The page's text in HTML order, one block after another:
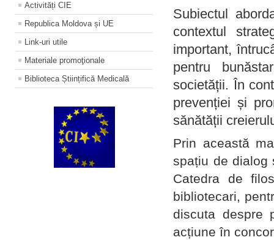
Activități CIE
Republica Moldova și UE
Link-uri utile
Materiale promoţionale
Biblioteca Științifică Medicală
Subiectul
contextul
important,
pentru
societății. În
prevenției și
sănătății
Prin această
spațiu de dialog
Catedra de
bibliotecari,
discuta despre
acțiune în